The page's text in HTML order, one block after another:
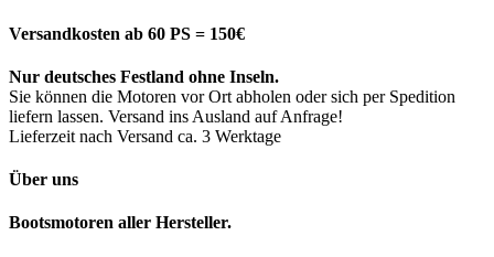
Versandkosten ab 60 PS = 150€
Nur deutsches Festland ohne Inseln.
Sie können die Motoren vor Ort abholen oder sich per Spedition
liefern lassen. Versand ins Ausland auf Anfrage!
Lieferzeit nach Versand ca. 3 Werktage
Über uns
Bootsmotoren aller Hersteller.